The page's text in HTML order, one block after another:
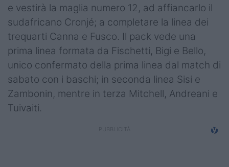
e vestirà la maglia numero 12, ad affiancarlo il
sudafricano Cronjé; a completare la linea dei
trequarti Canna e Fusco. Il pack vede una
prima linea formata da Fischetti, Bigi e Bello,
unico confermato della prima linea dal match di
sabato con i baschi; in seconda linea Sisi e
Zambonin, mentre in terza Mitchell, Andreani e
Tuivaiti.